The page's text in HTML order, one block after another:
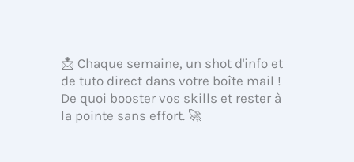
📩 Chaque semaine, un shot d'info et
de tuto direct dans votre boîte mail !
De quoi booster vos skills et rester à
la pointe sans effort. 🚀